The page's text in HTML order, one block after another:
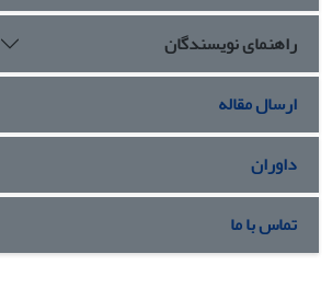
راهنمای نویسندگان
ارسال مقاله
داوران
تماس با ما